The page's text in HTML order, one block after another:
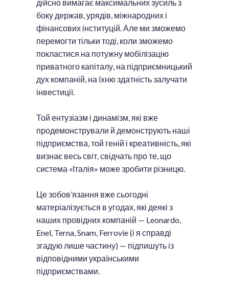
дійсно вимагає максимальних зусиль з
боку держав, урядів, міжнародних і
фінансових інституцій. Але ми зможемо
перемогти тільки тоді, коли зможемо
покластися на потужну мобілізацію
приватного капіталу, на підприємницький
дух компаній, на їхню здатність залучати
інвестиції.
Той ентузіазм і динамізм, які вже
продемонстрували й демонструють наші
підприємства, той геній і креативність, які
визнає весь світ, свідчать про те, що
система «Італія» може зробити різницю.
Це зобов’язання вже сьогодні
матеріалізується в угодах, які деякі з
наших провідних компаній — Leonardo,
Enel, Terna, Snam, Ferrovie (і я справді
згадую лише частину) — підпишуть із
відповідними українськими
підприємствами.